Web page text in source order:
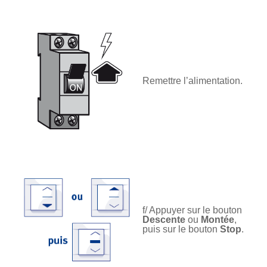
Remettre l’alimentation.
f/ Appuyer sur le bouton
Descente ou Montée,
puis sur le bouton Stop.